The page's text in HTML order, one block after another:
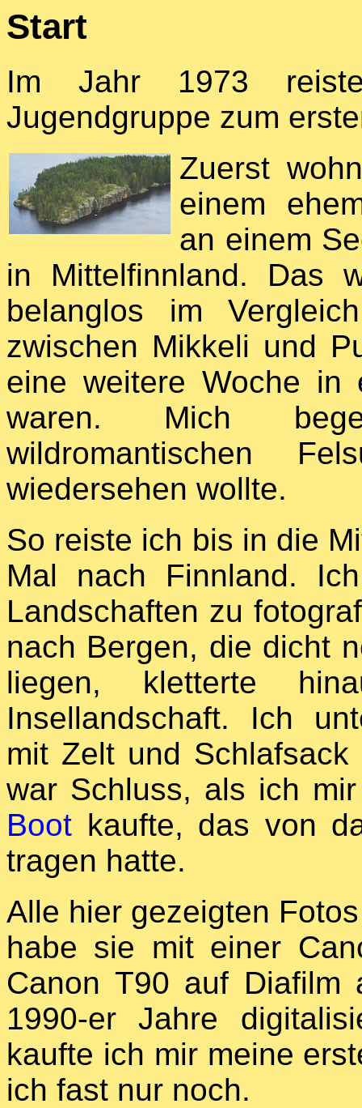
Start
Im Jahr 1973
Jugendgruppe zum
Zuerst
einem
an einem
in Mittelfinnland. Das
belanglos im
zwischen Mikkeli und
eine weitere Woche in
waren. Mich
wildromantischen
wiedersehen wollte.
So reiste ich bis in die
Mal nach Finnland.
Landschaften zu
nach Bergen, die dicht
liegen, kletterte
Insellandschaft. Ich
mit Zelt und
war Schluss, als ich
Boot kaufte, das von
tragen hatte.
Alle hier gezeigten
habe sie mit einer
Canon T90 auf Diafilm
1990-er Jahre
kaufte ich mir meine
ich fast nur noch.